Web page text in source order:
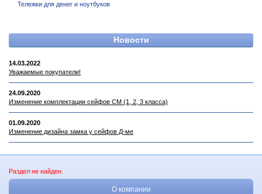
Тележки для денег и ноутбуков
Новости
14.03.2022
Уважаемые покупатели!
24.09.2020
Изменение комплектации сейфов СМ (1, 2, 3 класса)
01.09.2020
Изменение дизайна замка у сейфов Д-ме
Раздел не найден.
О компании